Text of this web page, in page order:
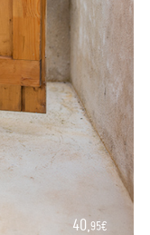
40, 95€